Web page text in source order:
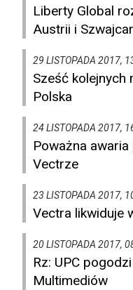
Liberty Global
Austrii i
29 LISTOPADA 2017,
Sześć kolejnych
Polska
24 LISTOPADA 2017,
Poważna
Vectrze
23 LISTOPADA 2017,
Vectra likwiduje
20 LISTOPADA 2017,
Rz: UPC
Multimediów